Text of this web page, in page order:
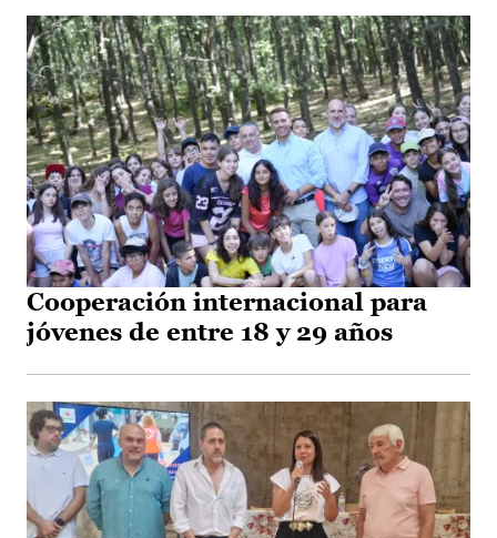
Cooperación internacional para
jóvenes de entre 18 y 29 años